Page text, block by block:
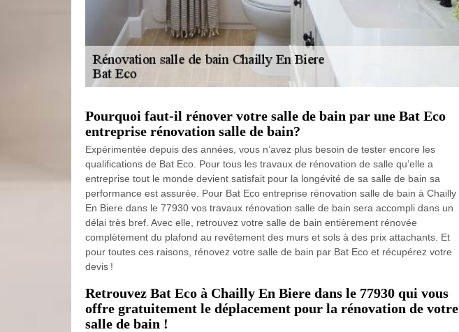
Pourquoi faut-il rénover votre salle de bain par une Bat Eco
entreprise rénovation salle de bain?
Expérimentée depuis des années, vous n’avez plus besoin de tester encore les
qualifications de Bat Eco. Pour tous les travaux de rénovation de salle qu’elle a
entreprise tout le monde devient satisfait pour la longévité de sa salle de bain sa
performance est assurée. Pour Bat Eco entreprise rénovation salle de bain à Chailly
En Biere dans le 77930 vos travaux rénovation salle de bain sera accompli dans un
délai très bref. Avec elle, retrouvez votre salle de bain entièrement rénovée
complètement du plafond au revêtement des murs et sols à des prix attachants. Et
pour toutes ces raisons, rénovez votre salle de bain par Bat Eco et récupérez votre
devis !
Retrouvez Bat Eco à Chailly En Biere dans le 77930 qui vous
offre gratuitement le déplacement pour la rénovation de votre
salle de bain !